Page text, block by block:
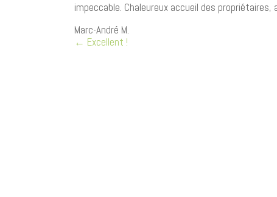
impeccable. Chaleureux accueil des
Marc-André M.
← Excellent !